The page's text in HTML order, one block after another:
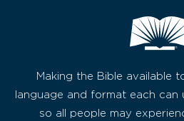
Making the Bible available
language and format each can
so all people may